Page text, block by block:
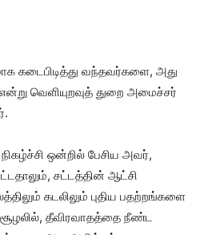
கடைபிடித்து வந்தவர்களை, அது
வெளியுறவுத் துறை அமைச்சர்
ஒன்றில் பேசிய அவர்,
சட்டத்தின் ஆட்சி
கடலிலும் புதிய பதற்றங்களை
தீவிரவாதத்தை நீண்ட